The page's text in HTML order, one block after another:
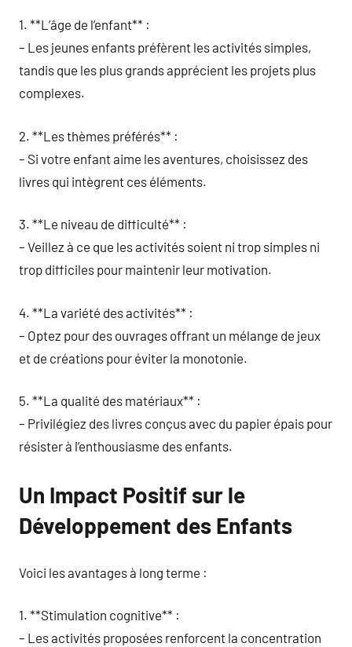
1. **L’âge de l’enfant** :
– Les jeunes enfants préfèrent les activités simples,
tandis que les plus grands apprécient les projets plus
complexes.
2. **Les thèmes préférés** :
– Si votre enfant aime les aventures, choisissez des
livres qui intègrent ces éléments.
3. **Le niveau de difficulté** :
– Veillez à ce que les activités soient ni trop simples ni
trop difficiles pour maintenir leur motivation.
4. **La variété des activités** :
– Optez pour des ouvrages offrant un mélange de jeux
et de créations pour éviter la monotonie.
5. **La qualité des matériaux** :
– Privilégiez des livres conçus avec du papier épais pour
résister à l’enthousiasme des enfants.
Un Impact Positif sur le
Développement des Enfants
Voici les avantages à long terme :
1. **Stimulation cognitive** :
– Les activités proposées renforcent la concentration